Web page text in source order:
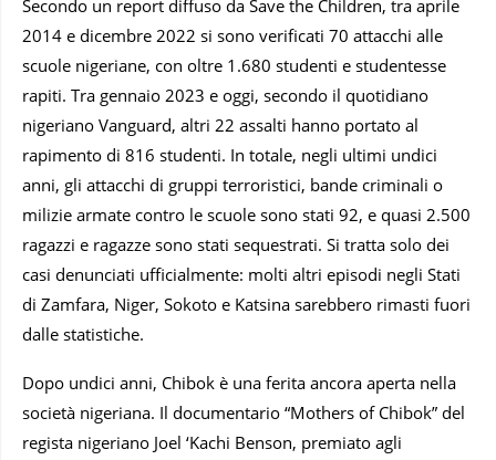
Secondo un report diffuso da Save the Children, tra aprile
2014 e dicembre 2022 si sono verificati 70 attacchi alle
scuole nigeriane, con oltre 1.680 studenti e studentesse
rapiti. Tra gennaio 2023 e oggi, secondo il quotidiano
nigeriano Vanguard, altri 22 assalti hanno portato al
rapimento di 816 studenti. In totale, negli ultimi undici
anni, gli attacchi di gruppi terroristici, bande criminali o
milizie armate contro le scuole sono stati 92, e quasi 2.500
ragazzi e ragazze sono stati sequestrati. Si tratta solo dei
casi denunciati ufficialmente: molti altri episodi negli Stati
di Zamfara, Niger, Sokoto e Katsina sarebbero rimasti fuori
dalle statistiche.
Dopo undici anni, Chibok è una ferita ancora aperta nella
società nigeriana. Il documentario “Mothers of Chibok” del
regista nigeriano Joel ‘Kachi Benson, premiato agli